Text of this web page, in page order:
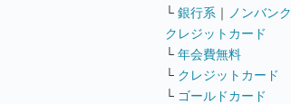
└ 銀行系 ｜
ノンバンク
クレジットカード
└ 年会費無料
└ クレジットカード
└ ゴールドカード